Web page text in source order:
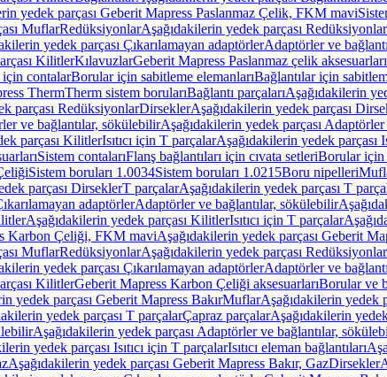
yedek parçası Geberit Mapress Paslanmaz Çelik, FKM mavi
MuflarRedüksiyonlarAşağıdakilerin yedek parçası Redüksiyonlar
yedek parçası Çıkarılamayan adaptörlerAdaptörler ve
KilitlerKılavuzlarGeberit Mapress Paslanmaz çelik aksesuarları
için contalarBorular için sabitleme elemanlarıBağlantılar için
ThermTherm sistem borularıBağlantı parçalarıAşağıdakilerin
parçası RedüksiyonlarDirseklerAşağıdakilerin yedek parçası
ve bağlantılar, sökülebilirAşağıdakilerin yedek parçası
parçası KilitlerIsıtıcı için T parçalarAşağıdakilerin yedek parçası
Sistem contalarıFlanş bağlantıları için cıvata setleriBorular için
Sistem boruları 1.0034Sistem boruları 1.0215Boru nipelleri
parçası DirseklerT parçalarAşağıdakilerin yedek parçası T
adaptörlerAdaptörler ve bağlantılar, sökülebilir
Aşağıdakilerin yedek parçası KilitlerIsıtıcı için T parçalar
Karbon Çeliği, FKM maviAşağıdakilerin yedek parçası Geberit
MuflarRedüksiyonlarAşağıdakilerin yedek parçası Redüksiyonlar
yedek parçası Çıkarılamayan adaptörlerAdaptörler ve
KilitlerGeberit Mapress Karbon Çeliği aksesuarlarıBorular ve
yedek parçası Geberit Mapress BakırMuflarAşağıdakilerin yedek
yedek parçası T parçalarÇapraz parçalarAşağıdakilerin
Aşağıdakilerin yedek parçası Adaptörler ve bağlantılar,
yedek parçası Isıtıcı için T parçalarIsıtıcı eleman bağlantıları
Aşağıdakilerin yedek parçası Geberit Mapress Bakır, GazDirsekler